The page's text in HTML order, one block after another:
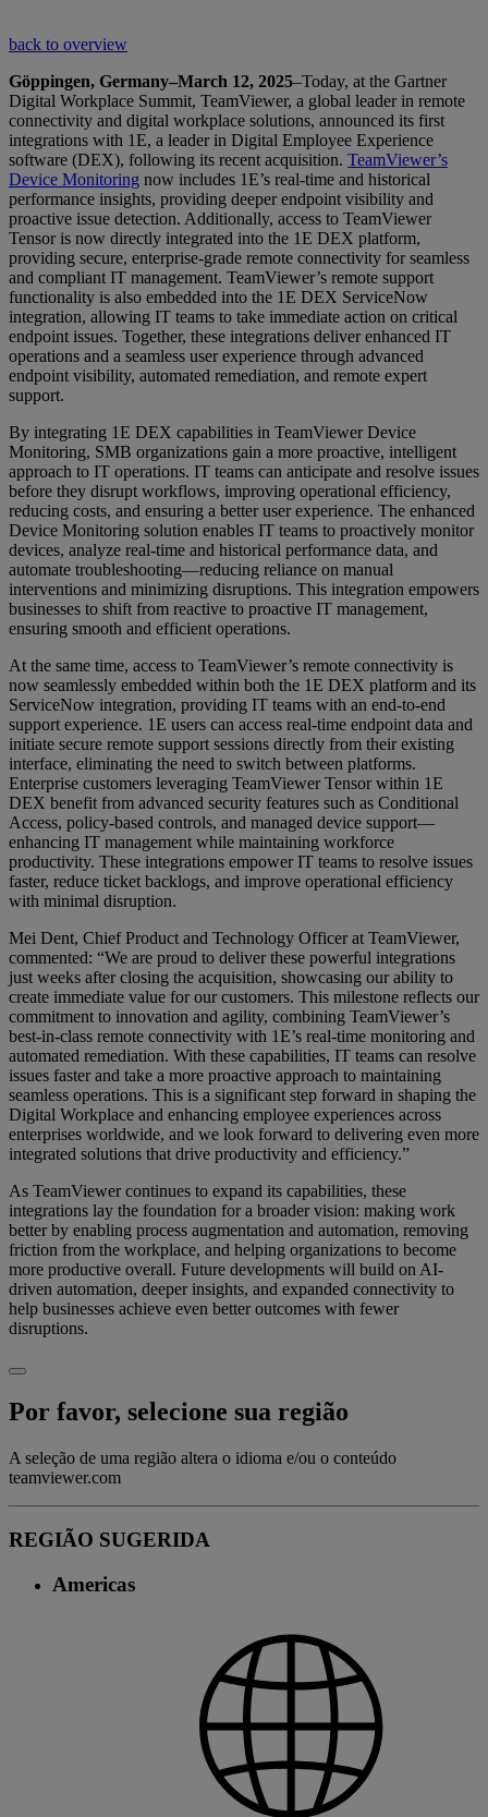
back to overview
Göppingen, Germany–March 12, 2025–Today, at the Gartner
Digital Workplace Summit, TeamViewer, a global leader in remote
connectivity and digital workplace solutions, announced its first
integrations with 1E, a leader in Digital Employee Experience
software (DEX), following its recent acquisition. TeamViewer’s
Device Monitoring now includes 1E’s real-time and historical
performance insights, providing deeper endpoint visibility and
proactive issue detection. Additionally, access to TeamViewer
Tensor is now directly integrated into the 1E DEX platform,
providing secure, enterprise-grade remote connectivity for seamless
and compliant IT management. TeamViewer’s remote support
functionality is also embedded into the 1E DEX ServiceNow
integration, allowing IT teams to take immediate action on critical
endpoint issues. Together, these integrations deliver enhanced IT
operations and a seamless user experience through advanced
endpoint visibility, automated remediation, and remote expert
support.
By integrating 1E DEX capabilities in TeamViewer Device
Monitoring, SMB organizations gain a more proactive, intelligent
approach to IT operations. IT teams can anticipate and resolve issues
before they disrupt workflows, improving operational efficiency,
reducing costs, and ensuring a better user experience. The enhanced
Device Monitoring solution enables IT teams to proactively monitor
devices, analyze real-time and historical performance data, and
automate troubleshooting—reducing reliance on manual
interventions and minimizing disruptions. This integration empowers
businesses to shift from reactive to proactive IT management,
ensuring smooth and efficient operations.
At the same time, access to TeamViewer’s remote connectivity is
now seamlessly embedded within both the 1E DEX platform and its
ServiceNow integration, providing IT teams with an end-to-end
support experience. 1E users can access real-time endpoint data and
initiate secure remote support sessions directly from their existing
interface, eliminating the need to switch between platforms.
Enterprise customers leveraging TeamViewer Tensor within 1E
DEX benefit from advanced security features such as Conditional
Access, policy-based controls, and managed device support—
enhancing IT management while maintaining workforce
productivity. These integrations empower IT teams to resolve issues
faster, reduce ticket backlogs, and improve operational efficiency
with minimal disruption.
Mei Dent, Chief Product and Technology Officer at TeamViewer,
commented: “We are proud to deliver these powerful integrations
just weeks after closing the acquisition, showcasing our ability to
create immediate value for our customers. This milestone reflects our
commitment to innovation and agility, combining TeamViewer’s
best-in-class remote connectivity with 1E’s real-time monitoring and
automated remediation. With these capabilities, IT teams can resolve
issues faster and take a more proactive approach to maintaining
seamless operations. This is a significant step forward in shaping the
Digital Workplace and enhancing employee experiences across
enterprises worldwide, and we look forward to delivering even more
integrated solutions that drive productivity and efficiency.”
As TeamViewer continues to expand its capabilities, these
integrations lay the foundation for a broader vision: making work
better by enabling process augmentation and automation, removing
friction from the workplace, and helping organizations to become
more productive overall. Future developments will build on AI-
driven automation, deeper insights, and expanded connectivity to
help businesses achieve even better outcomes with fewer
disruptions.
Por favor, selecione sua região
A seleção de uma região altera o idioma e/ou o conteúdo
teamviewer.com
REGIÃO SUGERIDA
Americas